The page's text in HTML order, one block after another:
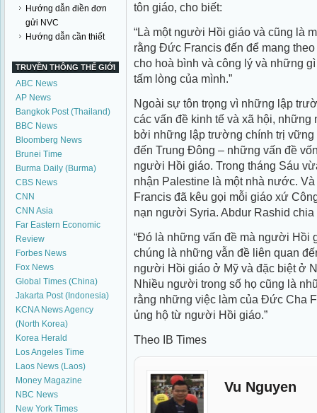
Hướng dẫn điền đơn
gửi NVC
Hướng dẫn cần thiết
TRUYỀN THÔNG THẾ GIỚI
ABC News
AP News
Bangkok Post (Thailand)
BBC News
Bloomberg News
Brunei Time
Burma Daily (Burma)
CBS News
CNN
CNN Asia
Far Eastern Economic
Review
Forbes News
Fox News
Global Times (China)
Jakarta Post (Indonesia)
KCNA News Agency
(North Korea)
Korea Herald
Los Angeles Time
Laos News (Laos)
Money Magazine
NBC News
New York Times
tôn giáo, cho biết:
“Là một người Hồi giáo và cũng là
rằng Đức Francis đến để mang
cho hoà bình và công lý và những
tấm lòng của mình.”
Ngoài sự tôn trọng vì những lập
các vấn đề kinh tế và xã hội,
bởi những lập trường chính trị
đến Trung Đông – những vấn đề
người Hồi giáo. Trong tháng Sáu
nhận Palestine là một nhà nước.
Francis đã kêu gọi mỗi giáo xứ
nạn người Syria. Abdur Rashid chia
“Đó là những vấn đề mà người Hồi
chúng là những vẫn đề liên quan
người Hồi giáo ở Mỹ và đặc biệt ở
Nhiều người trong số họ cũng là
rằng những việc làm của Đức Cha
ủng hộ từ người Hồi giáo.”
Theo IB Times
Vu Nguyen